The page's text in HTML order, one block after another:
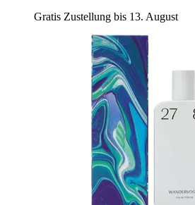
Gratis Zustellung bis 13. August